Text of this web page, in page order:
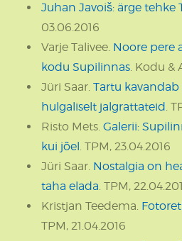
Juhan Javoiš: ärge tehke
03.06.2016
Varje Talivee. Noore pere
kodu Supilinnas. Kodu &
Jüri Saar. Tartu
hulgaliselt jalgrattateid.
Risto Mets. Galerii:
kui jõel. TPM, 23.04.2016
Jüri Saar. Nostalgia on
taha elada. TPM,
Kristjan Teedema.
TPM, 21.04.2016